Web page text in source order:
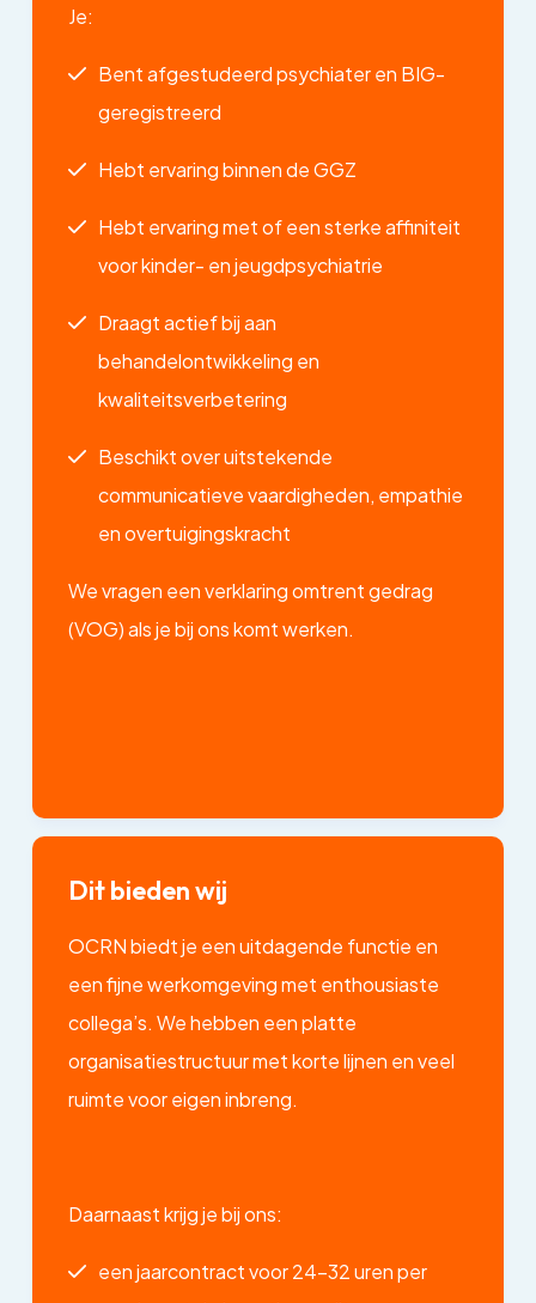
Je:
Bent afgestudeerd psychiater en BIG-
geregistreerd
Hebt ervaring binnen de GGZ
Hebt ervaring met of een sterke affiniteit
voor kinder- en jeugdpsychiatrie
Draagt actief bij aan
behandelontwikkeling en
kwaliteitsverbetering
Beschikt over uitstekende
communicatieve vaardigheden, empathie
en overtuigingskracht
We vragen een verklaring omtrent gedrag
(VOG) als je bij ons komt werken.
Dit bieden wij
OCRN biedt je een uitdagende functie en
een fijne werkomgeving met enthousiaste
collega’s. We hebben een platte
organisatiestructuur met korte lijnen en veel
ruimte voor eigen inbreng.
Daarnaast krijg je bij ons:
een jaarcontract voor 24-32 uren per